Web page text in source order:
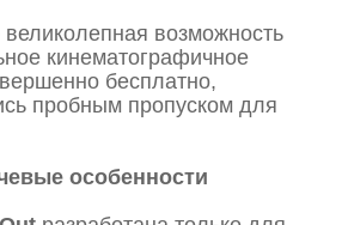
великолепная возможность
кинематографичное
бесплатно,
пробным пропуском для
особенности